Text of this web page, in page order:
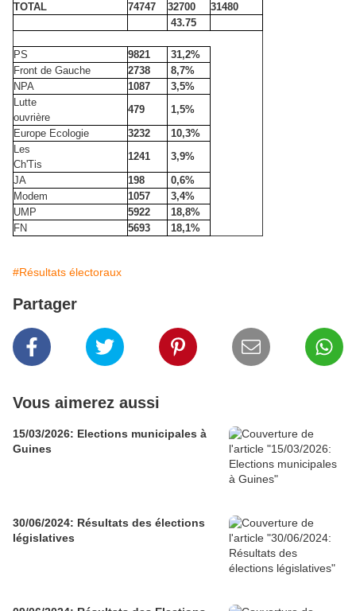
TOTAL 74747 32700
31480
43.75
PS 9821
31,2%
Front de Gauche
2738
8,7%
NPA
1087
3,5%
Lutte
ouvrière
479
1,5%
Europe Ecologie
3232
10,3%
Les
Ch'Tis
1241
3,9%
JA
198
0,6%
Modem
1057
3,4%
UMP
5922
18,8%
FN
5693 18,1%
#Résultats électoraux
Partager
Vous aimerez aussi
15/03/2026: Elections municipales à
Guines
30/06/2024: Résultats des élections
législatives